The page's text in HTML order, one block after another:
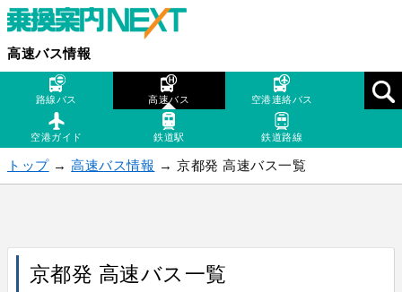
高速バス情報
路線バス 高速バス 空港連絡バス
空港ガイド 鉄道駅 鉄道路線
トップ→高速バス情報 → 京都発 高速バス一覧
京都発 高速バス一覧